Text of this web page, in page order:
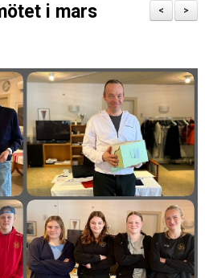
>
<
i mars